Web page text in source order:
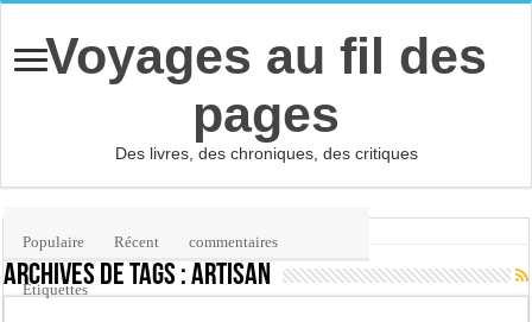
Voyages au fil des
pages
Des livres, des chroniques, des critiques
Archives de tags :artisan
Populaire Récent commentaires
Etiquettes